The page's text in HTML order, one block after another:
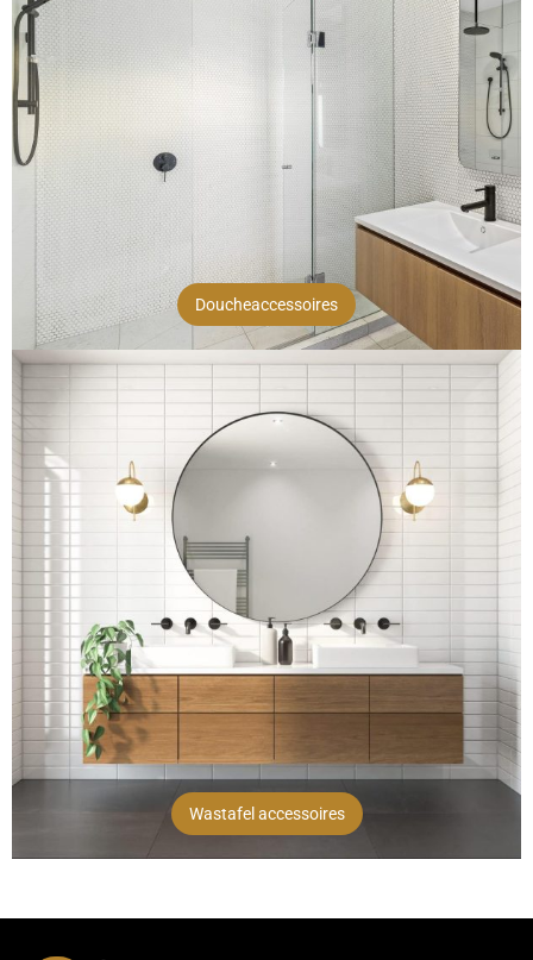
Doucheaccessoires
Wastafel accessoires